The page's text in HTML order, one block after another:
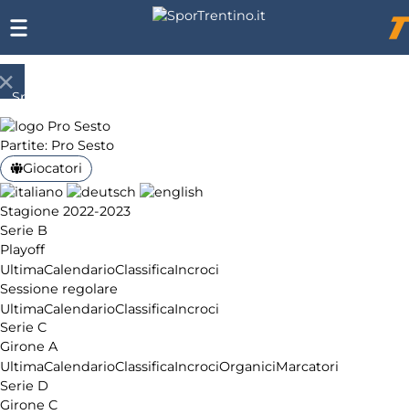
Partite: Pro Sesto
Giocatori
Stagione 2022-2023
Serie B
Playoff
UltimaCalendarioClassificaIncroci
Sessione regolare
UltimaCalendarioClassificaIncroci
Serie C
Girone A
UltimaCalendarioClassificaIncrociOrganiciMarcatori
Serie D
Girone C
SporTrentino.it
Chi
siamo
Affiliazione
Pubblicità